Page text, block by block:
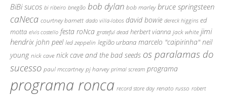
BiBi sucos bi ribeiro bnegão bob dylan bob marley bruce springsteen
caNeca courtney barnett dado villa-lobos david bowie dereck higgins ed
motta elvis costello festa roNca grateful dead herbert vianna jack white jimi
hendrix john peel led zeppelin legião urbana marcelo "caipirinha" neil
young nick cave nick cave and the bad seeds os paralamas do
sucesso paul mccartney pj harvey primal scream programa
programa ronca record store day renato russo robert